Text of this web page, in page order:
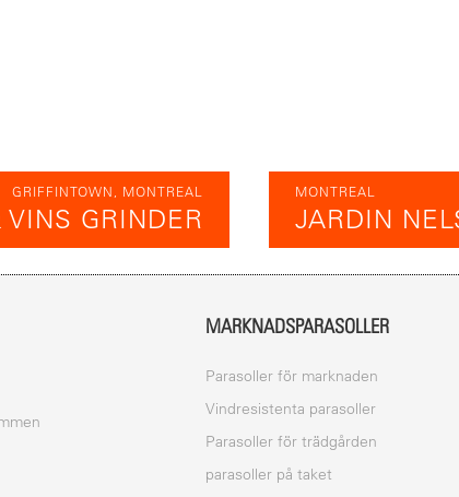
GRIFFINTOWN, MONTREAL
GRINDER
MONTREAL
JARDIN
MARKNADSPARASOLLER
Parasoller för marknaden
Vindresistenta parasoller
Parasoller för trädgården
parasoller på taket